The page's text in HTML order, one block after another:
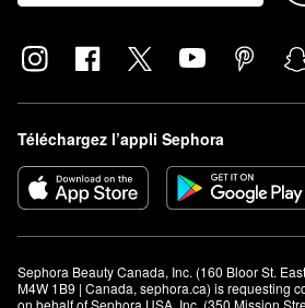
Téléchargez l’appli Sephora
Sephora Beauty Canada, Inc. (160 Bloor St.
M4W 1B9 | Canada, sephora.ca) is requesting
on behalf of Sephora USA, Inc. (350 Mission